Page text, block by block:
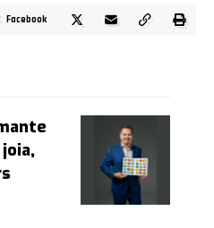
Facebook